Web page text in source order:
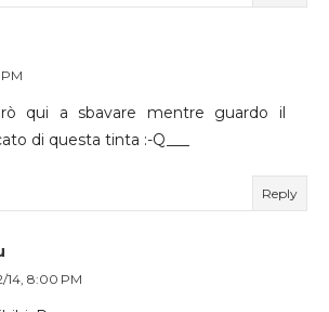
qui a sbavare mentre guardo il
di questa tinta :-Q___
Reply
14, 8:00 PM